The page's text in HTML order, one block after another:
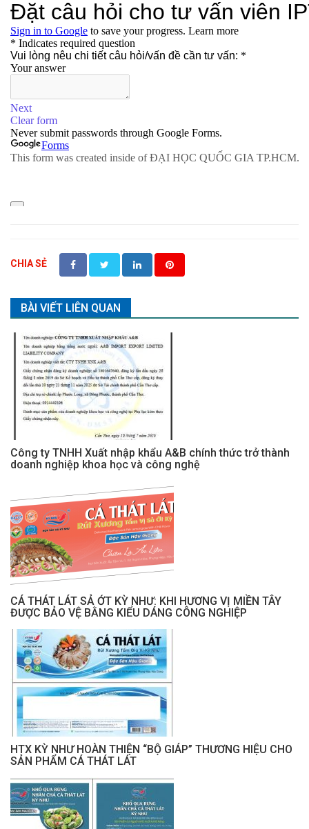
CHIA SẺ
BÀI VIẾT LIÊN QUAN
Công ty TNHH Xuất nhập khẩu A&B chính thức trở thành
doanh nghiệp khoa học và công nghệ
CÁ THÁT LÁT SẢ ỚT KỲ NHƯ: KHI HƯƠNG VỊ MIỀN TÂY
ĐƯỢC BẢO VỆ BẰNG KIỂU DÁNG CÔNG NGHIỆP
HTX KỲ NHƯ HOÀN THIỆN “BỘ GIÁP” THƯƠNG HIỆU CHO
SẢN PHẨM CÁ THÁT LÁT